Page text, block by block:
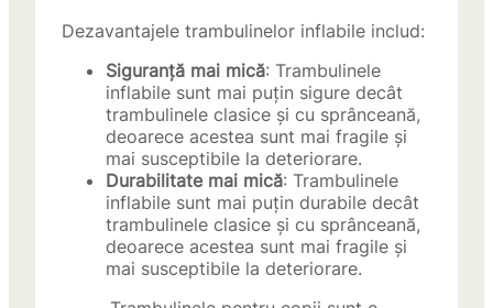
Dezavantajele trambulinelor inflabile includ:
Siguranță mai mică: Trambulinele
inflabile sunt mai puțin sigure decât
trambulinele clasice și cu sprânceană,
deoarece acestea sunt mai fragile și
mai susceptibile la deteriorare.
Durabilitate mai mică: Trambulinele
inflabile sunt mai puțin durabile decât
trambulinele clasice și cu sprânceană,
deoarece acestea sunt mai fragile și
mai susceptibile la deteriorare.